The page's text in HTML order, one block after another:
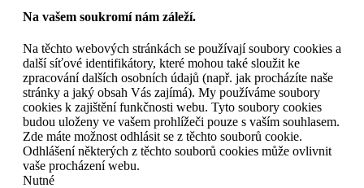
Na vašem soukromí nám záleží.
Na těchto webových stránkách se používají soubory cookies a
další síťové identifikátory, které mohou také sloužit ke
zpracování dalších osobních údajů (např. jak procházíte naše
stránky a jaký obsah Vás zajímá). My používáme soubory
cookies k zajištění funkčnosti webu. Tyto soubory cookies
budou uloženy ve vašem prohlížeči pouze s vaším souhlasem.
Zde máte možnost odhlásit se z těchto souborů cookie.
Odhlášení některých z těchto souborů cookies může ovlivnit
vaše procházení webu.
Nutné